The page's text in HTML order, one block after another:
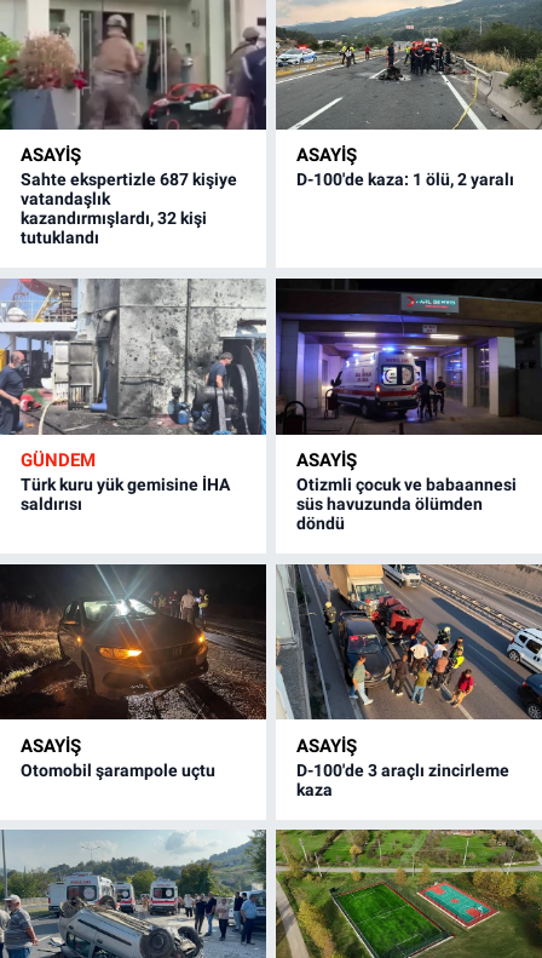
ASAYİŞ
Sahte ekspertizle 687 kişiye
vatandaşlık
kazandırmışlardı, 32 kişi
tutuklandı
ASAYİŞ
D-100'de kaza: 1 ölü, 2 yaralı
GÜNDEM
Türk kuru yük gemisine İHA
saldırısı
ASAYİŞ
Otizmli çocuk ve babaannesi
süs havuzunda ölümden
döndü
ASAYİŞ
Otomobil şarampole uçtu
ASAYİŞ
D-100'de 3 araçlı zincirleme
kaza